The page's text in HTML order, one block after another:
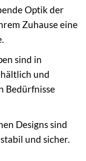
Optik der
Zuhause eine
sind in
und
Bedürfnisse
Designs sind
und sicher.